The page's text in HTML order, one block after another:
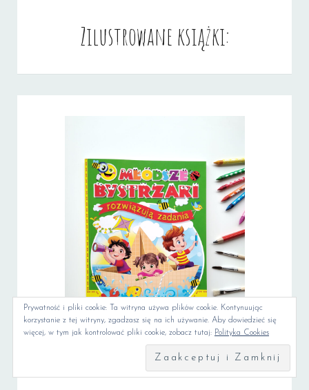
Zilustrowane książki:
Prywatność i pliki cookie: Ta witryna używa plików cookie. Kontynuując
korzystanie z tej witryny, zgadzasz się na ich używanie. Aby dowiedzieć się
więcej, w tym jak kontrolować pliki cookie, zobacz tutaj: Polityka Cookies